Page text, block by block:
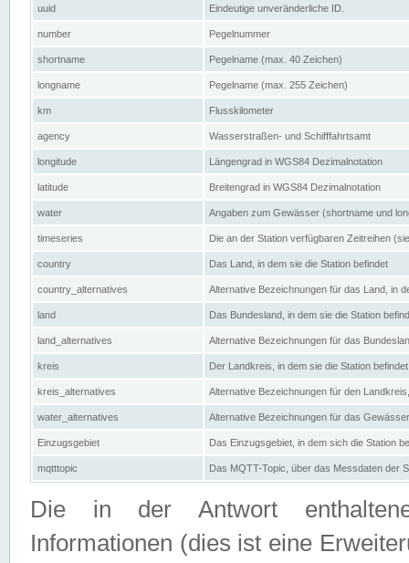
uuid Eindeutige unveränderliche ID.
number Pegelnummer
shortname Pegelname (max. 40 Zeichen)
longname Pegelname (max. 255 Zeichen)
km Flusskilometer
agency Wasserstraßen- und Schifffahrtsamt
longitude Längengrad in WGS84 Dezimalnotation
latitude Breitengrad in WGS84 Dezimalnotation
water Angaben zum Gewässer (shortname und
timeseries Die an der Station verfügbaren Zeitreihen
country Das Land, in dem sie die Station befindet
country_alternatives Alternative Bezeichnungen für das Land, in
land Das Bundesland, in dem sie die Station
land_alternatives Alternative Bezeichnungen für das
kreis Der Landkreis, in dem sie die Station befindet
kreis_alternatives Alternative Bezeichnungen für den
water_alternatives Alternative Bezeichnungen für das
Einzugsgebiet Das Einzugsgebiet, in dem sich die Station
mqtttopic Das MQTT-Topic, über das Messdaten der
Die in der Antwort
Informationen (dies ist eine